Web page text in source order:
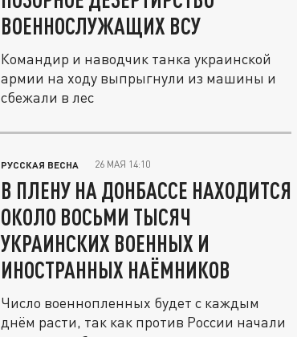
ВОЕННОСЛУЖАЩИХ ВСУ
Командир и наводчик танка украинской
армии на ходу выпрыгнули из машины и
сбежали в лес
РУССКАЯ ВЕСНА 26 МАЯ 14:10
В ПЛЕНУ НА ДОНБАССЕ НАХОДИТСЯ
ОКОЛО ВОСЬМИ ТЫСЯЧ
УКРАИНСКИХ ВОЕННЫХ И
ИНОСТРАННЫХ НАЁМНИКОВ
Число военнопленных будет с каждым
днём расти, так как против России начали